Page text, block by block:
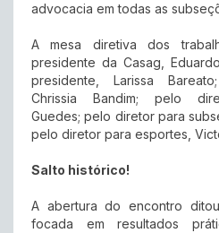
advocacia em todas as
A mesa diretiva dos
presidente da Casag,
presidente, Larissa
Chrissia Bandim; pelo
Guedes; pelo diretor para
pelo diretor para esportes,
Salto histórico!
A abertura do encontro
focada em resultados